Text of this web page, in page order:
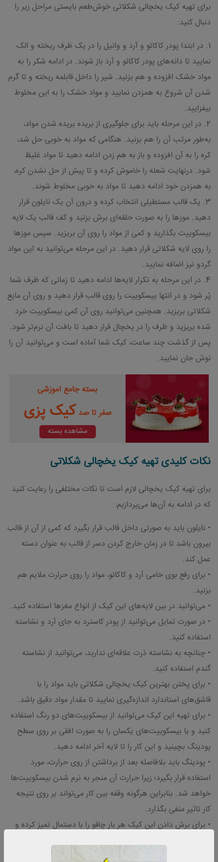
برای تهیه کیک یخچالی شکلاتی خوش‌طعم بایستی مراحل زیر را
دنبال کنید:
1. در ابتدا پودر کاکائو و آرد و وانیل را در یک ظرف ریخته و الک
نمایید تا دانه‌های پودر کاکائو و آرد باز شوند. در ادامه شکر را به
مواد خشک افزوده و هم بزنید. شیر را داخل قابلمه ریخته و تا گرم
شدن آن شروع به همزدن نمایید و مواد خشک را به این مخلوط
بیفزایید.
2. در این مرحله باید برای جلوگیری از بریده بریده شدن مواد،
به‌طور مرتب آن را هم بزنید. هنگامی که مواد به خوبی حل شد،
کره را به آن افزوده و باز به هم زدن ادامه دهید تا مواد غلیظ
شود. درنهایت شعله را خاموش کرده و تا پیش از حل نشدن کره،
به همزدن خود ادامه دهید تا مواد به خوبی مخلوط شوند.
3. یک قالب مستطیلی انتخاب کرده و درون آن یک نایلون قرار
دهید. موزها را به صورت حلقه‌ای برش بزنید و کف قالب یک لایه
بیسکوییت بگذارید و کمی از مواد را روی آن بریزید. سپس موزها
را روی لایه شکلاتی قرار دهید. در این مرحله می‌توانید به این مواد
گردو نیز اضافه نمایید.
4. در این مرحله به تکرار لایه‌ها ادامه دهید تا زمانی که ظرف شما
پُر شود و در انتها بیسکوییت را روی قالب قرار دهید و روی آن مایع
شکلاتی بریزید. همچنین می‌توانید روی آن کمی بیسکوییت خرد
شده بریزید و ظرف را در یخچال قرار دهید تا بافت آن نرم‌تر شود.
پس از گذشت چند ساعت، کیک شما آماده است و می‌توانید آن را
نوش جان نمایید.
بسته جامع آموزشی
صفر تا صد کیک پزی
مشاهده بسته
نکات کلیدی تهیه کیک یخچالی شکلاتی
برای تهیه کیک یخچالی لازم است تا نکات مختلفی را رعایت کنید
که در ادامه به آن‌ها می‌پردازیم:
• نایلون باید به صورتی داخل قالب قرار بگیرد که کمی از آن از قالب
بیرون باشد تا در زمان خارج کردن دسر از قالب به عنوان دسته
عمل کند.
• برای رفع بوی خامی آرد و کاکائو، مواد را روی حرارت ملایم هم
بزنید.
• می‌توانید در بین لایه‌های این کیک از انواع مغزها استفاده کنید.
• در صورت تمایل می‌توانید از پودر کاسترد به جای آرد و نشاسته
استفاده کنید.
• چنانچه به نشاسته ذرت علاقه‌ای ندارید، می‌توانید از نشاسته
گندم استفاده کنید.
• برای پختن بهترین کیک یخچالی شکلاتی باید مواد را با
قاشق‌های استاندارد اندازه‌گیری نمایید تا مقدار مواد دقیق باشد.
• برای تهیه این کیک می‌توانید از بیسکوییت‌های دو رنگ استفاده
کنید و یا بیسکوییت‌های یکسان را به صورت افقی بر روی سطح
پودینگ بچینید و این کار را تا لایه آخر ادامه دهید.
• پودینگ باید بلافاصله بعد از برداشتن از روی حرارت، مورد
استفاده قرار بگیرد؛ زیرا حرارت آن منجر به نرم شدن بیسکوییت‌ها
خواهد شد. بنابراین هرگونه وقفه بین کار می‌تواند بر روی نتیجه
کار تاثیر منفی بگذارد.
• برای برش دادن این کیک هر بار چاقو را با دستمال تمیز کرده و